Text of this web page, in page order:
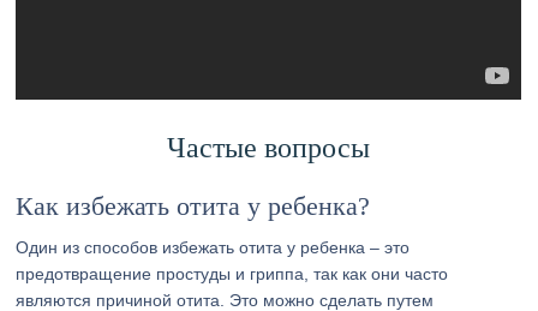
Частые вопросы
Как избежать отита у ребенка?
Один из способов избежать отита у ребенка – это
предотвращение простуды и гриппа, так как они часто
являются причиной отита. Это можно сделать путем